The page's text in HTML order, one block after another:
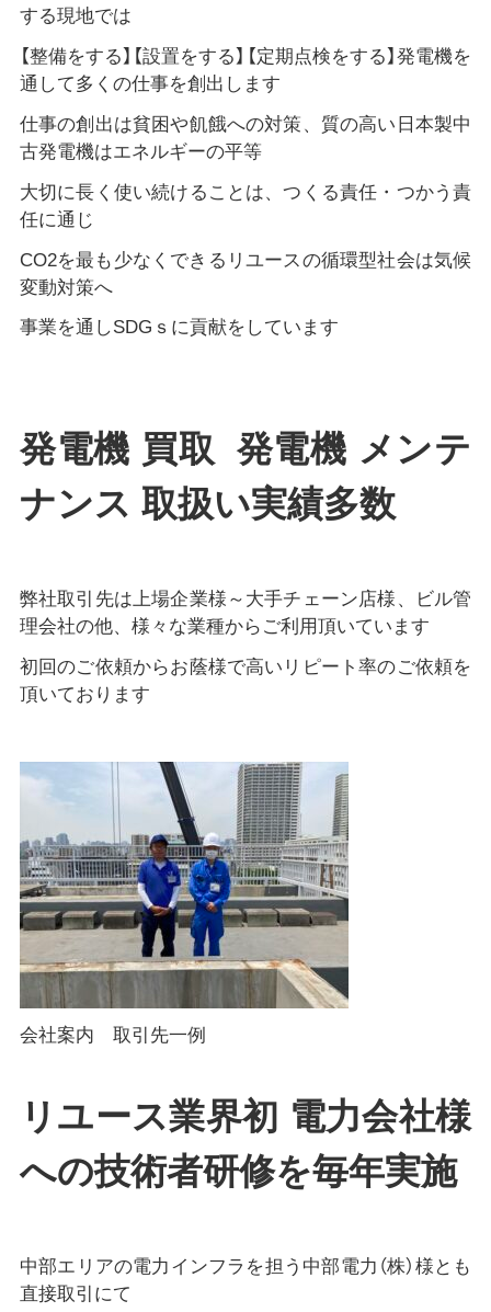
する現地では
【整備をする】【設置をする】【定期点検をする】発電機を
通して多くの仕事を創出します
仕事の創出は貧困や飢餓への対策、質の高い日本製中
古発電機はエネルギーの平等
大切に長く使い続けることは、つくる責任・つかう責
任に通じ
CO2を最も少なくできるリユースの循環型社会は気候
変動対策へ
事業を通しSDGｓに貢献をしています
発電機 買取 発電機 メンテ
ナンス 取扱い実績多数
弊社取引先は上場企業様～大手チェーン店様、ビル管
理会社の他、様々な業種からご利用頂いています
初回のご依頼からお蔭様で高いリピート率のご依頼を
頂いております
会社案内 取引先一例
リユース業界初 電力会社様
への技術者研修を毎年実施
中部エリアの電力インフラを担う中部電力（株）様とも
直接取引にて